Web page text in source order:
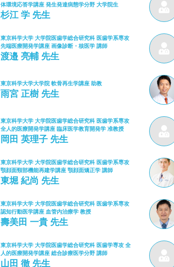
体環境応答学講座 発生発達病態学分野 大学院生
杉江 学 先生
東京科学大学 大学院医歯学総合研究科 医歯学系専攻
先端医療開発学講座 画像診断・核医学 講師
渡邉 亮輔 先生
東京科学大学大学院 軟骨再生学講座 助教
雨宮 正樹 先生
東京科学大学 大学院医歯学総合研究科 医歯学系専攻
全人的医療開発学講座 臨床医学教育開発学 准教授
岡田 英理子 先生
東京科学大学 大学院医歯学総合研究科 医歯学系専攻
顎顔面頸部機能再建学講座 顎顔面矯正学 講師
東堀 紀尚 先生
東京科学大学 大学院医歯学総合研究科 医歯学系専攻
認知行動医学講座 血管内治療学 教授
壽美田 一貴 先生
東京科学大学 大学院医歯学総合研究科 医歯学専攻 全
人的医療開発学講座 総合診療医学分野 講師
山田 徹 先生